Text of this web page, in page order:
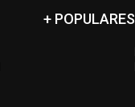
+ POPULARES